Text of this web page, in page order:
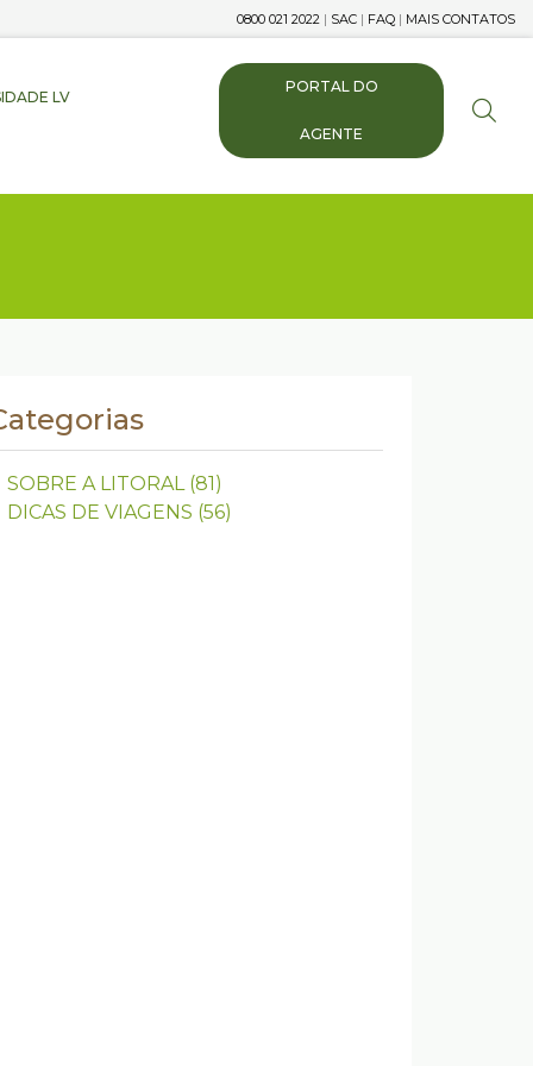
0800 021 2022 | SAC | FAQ | MAIS CONTATOS
LV
PORTAL DO
AGENTE
SOBRE A LITORAL(81)
DICAS DE VIAGENS (56)